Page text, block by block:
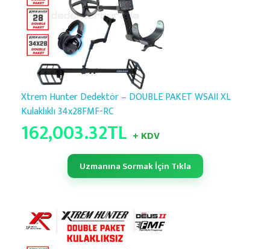
Xtrem Hunter Dedektör – DOUBLE PAKET WSAII XL
Kulaklıklı 34x28FMF-RC
162,003.32TL + KDV
Uzmanına Sormak İçin Tıkla